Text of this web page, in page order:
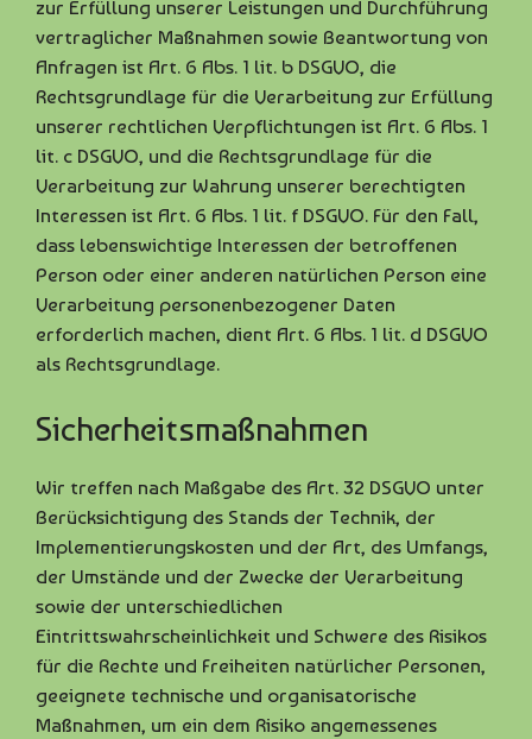
zur Erfüllung unserer Leistungen und Durchführung
vertraglicher Maßnahmen sowie Beantwortung von
Anfragen ist Art. 6 Abs. 1 lit. b DSGVO, die
Rechtsgrundlage für die Verarbeitung zur Erfüllung
unserer rechtlichen Verpflichtungen ist Art. 6 Abs. 1
lit. c DSGVO, und die Rechtsgrundlage für die
Verarbeitung zur Wahrung unserer berechtigten
Interessen ist Art. 6 Abs. 1 lit. f DSGVO. Für den Fall,
dass lebenswichtige Interessen der betroffenen
Person oder einer anderen natürlichen Person eine
Verarbeitung personenbezogener Daten
erforderlich machen, dient Art. 6 Abs. 1 lit. d DSGVO
als Rechtsgrundlage.
Sicherheitsmaßnahmen
Wir treffen nach Maßgabe des Art. 32 DSGVO unter
Berücksichtigung des Stands der Technik, der
Implementierungskosten und der Art, des Umfangs,
der Umstände und der Zwecke der Verarbeitung
sowie der unterschiedlichen
Eintrittswahrscheinlichkeit und Schwere des Risikos
für die Rechte und Freiheiten natürlicher Personen,
geeignete technische und organisatorische
Maßnahmen, um ein dem Risiko angemessenes